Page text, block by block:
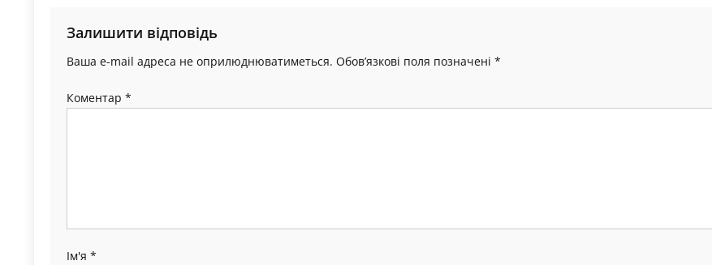
Залишити відповідь
Ваша e-mail адреса не оприлюднюватиметься. Обов’язкові поля позначені *
Коментар *
Ім'я *